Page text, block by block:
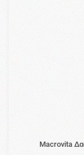
Macrovita